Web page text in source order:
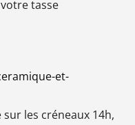
tasse
et-
les créneaux 14h,